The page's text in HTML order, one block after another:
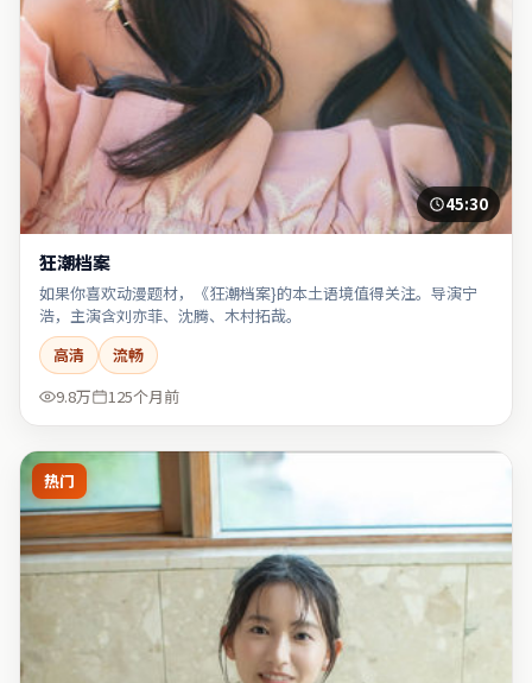
45:30
狂潮档案
如果你喜欢动漫题材，《狂潮档案}的本土语境值得关注。导演宁
浩，主演含刘亦菲、沈腾、木村拓哉。
高清
流畅
9.8万
125个月前
热门